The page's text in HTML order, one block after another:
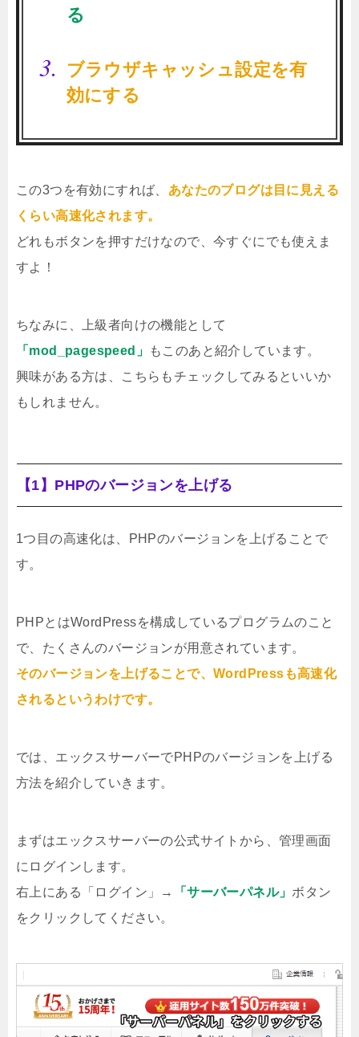
る
ブラウザキャッシュ設定を有
効にする
この3つを有効にすれば、 あなたのブログは目に見える
くらい高速化されます。
どれもボタンを押すだけなので、今すぐにでも使えま
すよ！
ちなみに、上級者向けの機能として
「mod_pagespeed」
もこのあと紹介しています。
興味がある方は、こちらもチェックしてみるといいか
もしれません。
【1】PHPのバージョンを上げる
1つ目の高速化は、PHPのバージョンを上げることで
す。
PHPとはWordPressを構成しているプログラムのこと
で、たくさんのバージョンが用意されています。
そのバージョンを上げることで、WordPressも高速化
されるというわけです。
では、エックスサーバーでPHPのバージョンを上げる
方法を紹介していきます。
まずはエックスサーバーの公式サイトから、管理画面
にログインします。
右上にある「ログイン」→
「サーバーパネル」 ボタン
をクリックしてください。